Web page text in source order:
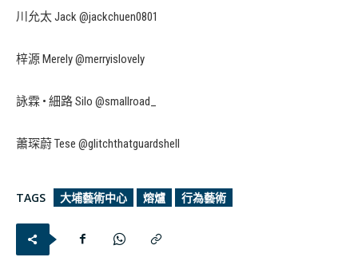
川允太 Jack @jackchuen0801
梓源 Merely @merryislovely
詠霖 • 細路 Silo @smallroad_
蕭琛蔚 Tese @glitchthatguardshell
TAGS 大埔藝術中心 熔爐 行為藝術